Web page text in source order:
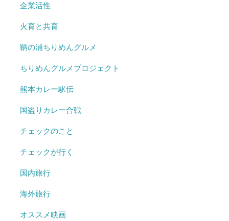
企業活性
火育と共育
鞆の浦ちりめんグルメ
ちりめんグルメプロジェクト
熊本カレー駅伝
国盗りカレー合戦
チェックのこと
チェックが行く
国内旅行
海外旅行
オススメ映画